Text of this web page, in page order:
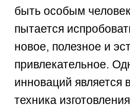
быть особым
пытается
новое, полезное и
привлекательное.
инноваций является
техника